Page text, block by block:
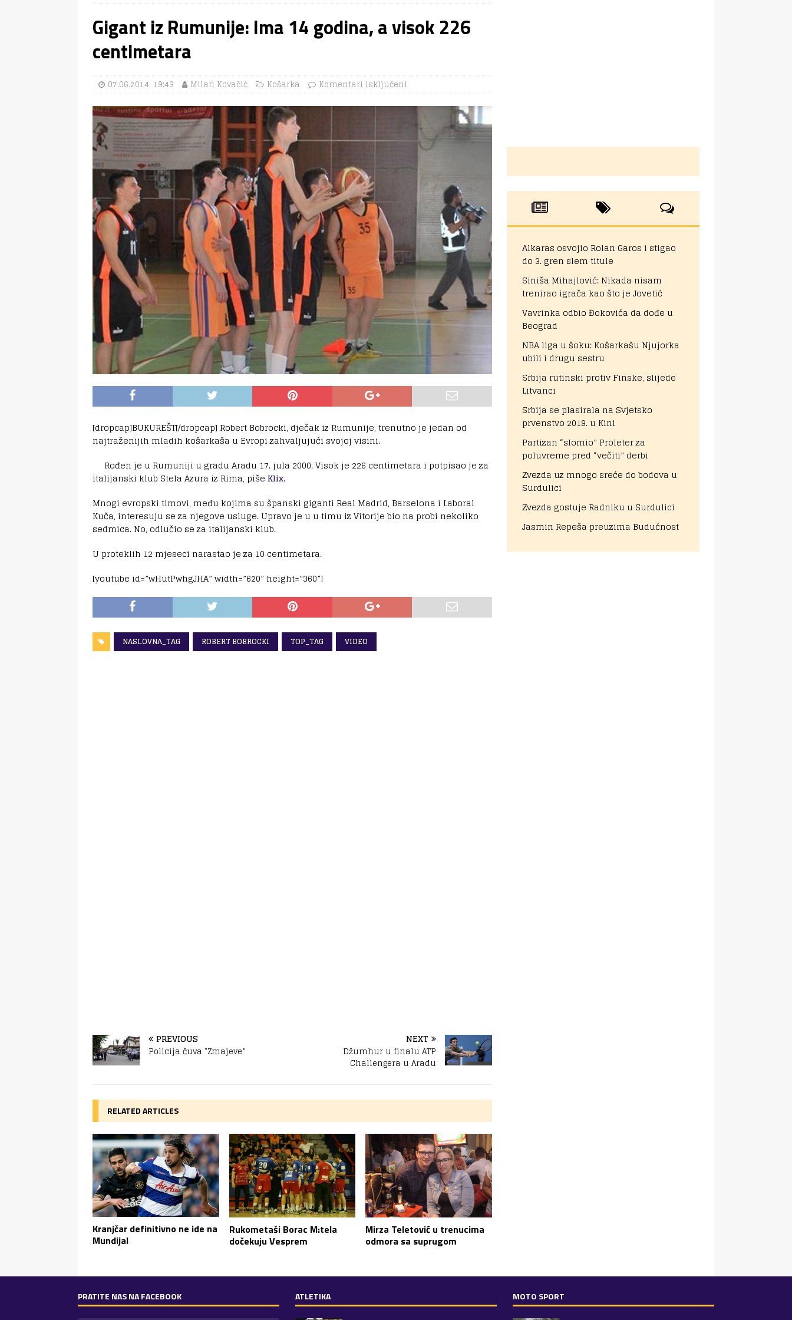
Gigant iz Rumunije: Ima 14 godina, a visok 226
centimetara
07.06.2014. 19:43 Milan Kovačić Košarka Komentari isključeni
[dropcap]BUKUREŠT[/dropcap] Robert Bobrocki, dječak iz Rumunije, trenutno je jedan od
najtraženijih mladih košarkaša u Evropi zahvaljujući svojoj visini.
Rođen je u Rumuniji u gradu Aradu 17. jula 2000. Visok je 226 centimetara i potpisao je za
italijanski klub Stela Azura iz Rima, piše Klix.
Mnogi evropski timovi, među kojima su španski giganti Real Madrid, Barselona i Laboral
Kuča, interesuju se za njegove usluge. Upravo je u u timu iz Vitorije bio na probi nekoliko
sedmica. No, odlučio se za italijanski klub.
U proteklih 12 mjeseci narastao je za 10 centimetara.
[youtube id=”wHutPwhgJHA” width=”620” height=”360”]
NASLOVNA_TAG ROBERT BOBROCKI TOP_TAG VIDEO
PREVIOUS
Policija čuva “Zmajeve”
NEXT
Džumhur u finalu ATP
Challengera u Aradu
RELATED ARTICLES
Kranjčar definitivno ne ide na
Mundijal
Rukometaši Borac M:tela
dočekuju Vesprem
Mirza Teletović u trenucima
odmora sa suprugom
Alkaras osvojio Rolan Garos i stigao
do 3. gren slem titule
Siniša Mihajlović: Nikada nisam
trenirao igrača kao što je Jovetić
Vavrinka odbio Đokovića da dođe u
Beograd
NBA liga u šoku: Košarkašu Njujorka
ubili i drugu sestru
Srbija rutinski protiv Finske, slijede
Litvanci
Srbija se plasirala na Svjetsko
prvenstvo 2019. u Kini
Partizan “slomio” Proleter za
poluvreme pred “večiti” derbi
Zvezda uz mnogo sreće do bodova u
Surdulici
Zvezda gostuje Radniku u Surdulici
Jasmin Repeša preuzima Budućnost
PRATITE NAS NA FACEBOOK ATLETIKA MOTO SPORT